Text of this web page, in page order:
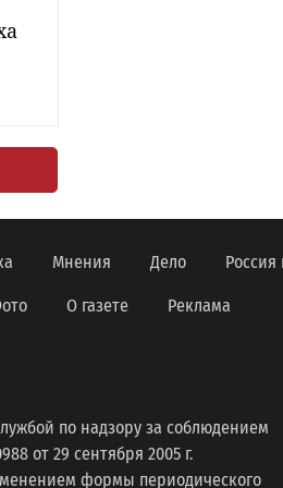
Мнения Дело
О газете Реклама
по надзору за соблюдением
от 29 сентября 2005 г.
формы периодического